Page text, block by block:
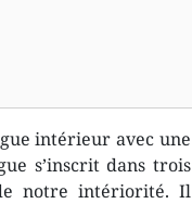
intérieur avec une
s’inscrit dans trois
notre intériorité. Il